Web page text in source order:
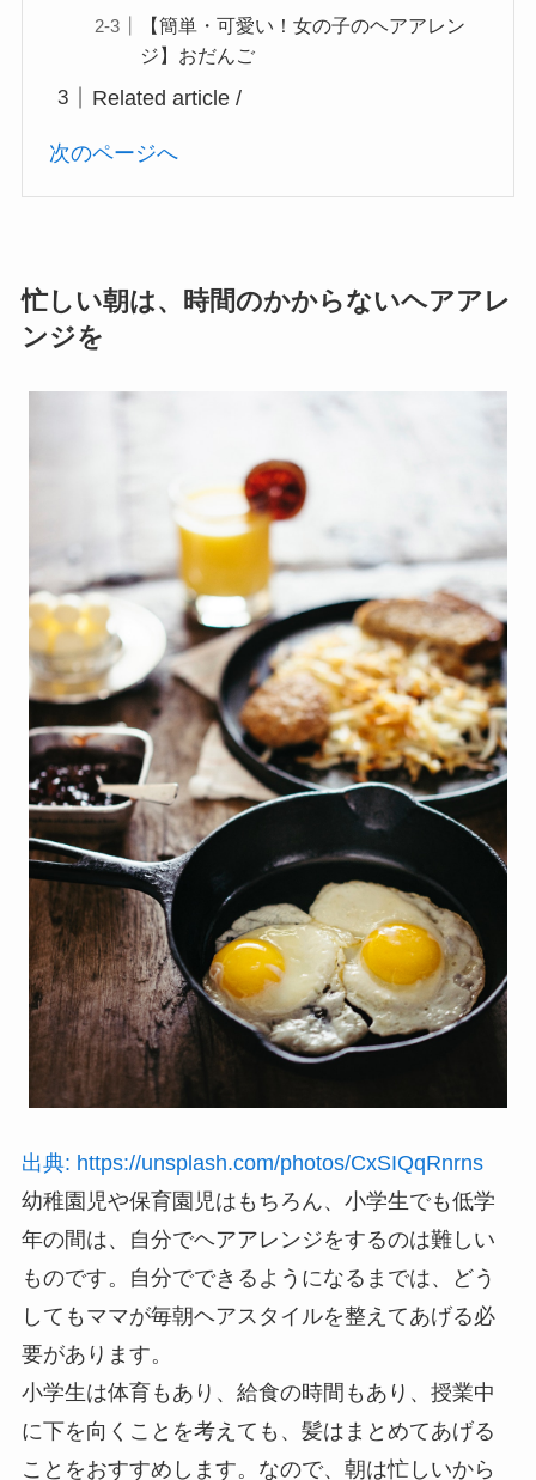
【簡単・可愛い！女の子のヘアアレン
ジ】おだんご
Related article /
次のページへ
忙しい朝は、時間のかからないヘアアレ
ンジを
出典: https://unsplash.com/photos/CxSIQqRnrns
幼稚園児や保育園児はもちろん、小学生でも低学
年の間は、自分でヘアアレンジをするのは難しい
ものです。自分でできるようになるまでは、どう
してもママが毎朝ヘアスタイルを整えてあげる必
要があります。
小学生は体育もあり、給食の時間もあり、授業中
に下を向くことを考えても、髪はまとめてあげる
ことをおすすめします。なので、朝は忙しいから